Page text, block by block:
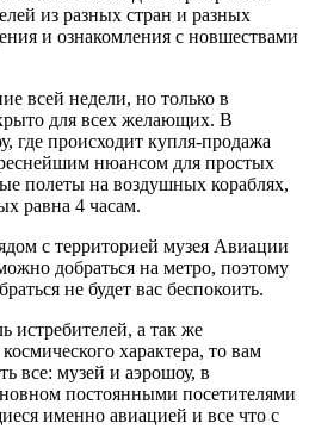
из разных стран и разных
и ознакомления с новшествами
всей недели, но только в
для всех желающих. В
где происходит купля-продажа
нюансом для простых
полеты на воздушных кораблях,
равна 4 часам.
с территорией музея Авиации
добраться на метро, поэтому
не будет вас беспокоить.
истребителей, а так же
характера, то вам
все: музей и аэрошоу, в
постоянными посетителями
именно авиацией и все что с